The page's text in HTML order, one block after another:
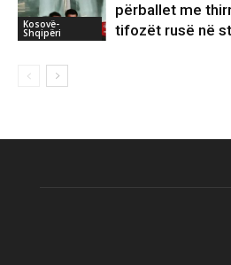
Kosovë-
Shqipëri
përballet me
tifozët rusë në